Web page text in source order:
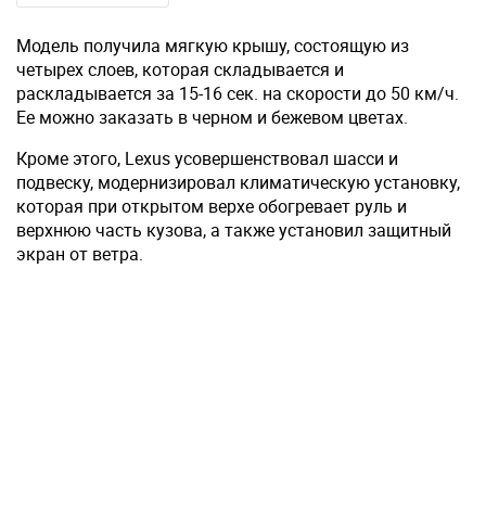
Модель получила мягкую крышу, состоящую из
четырех слоев, которая складывается и
раскладывается за 15-16 сек. на скорости до 50 км/ч.
Ее можно заказать в черном и бежевом цветах.
Кроме этого, Lexus усовершенствовал шасси и
подвеску, модернизировал климатическую установку,
которая при открытом верхе обогревает руль и
верхнюю часть кузова, а также установил защитный
экран от ветра.